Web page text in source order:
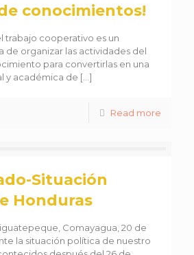
conocimientos!
trabajo cooperativo es un
de organizar las actividades del
para convertirlas en una
y académica de […]
Read more
Situación
Honduras
Comayagua, 20 de
la situación política de nuestro